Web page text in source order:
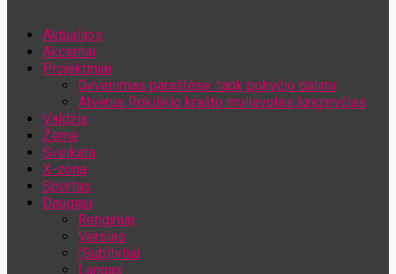
Aktualijos
Akcentai
Projektiniai
Gyvenimas paraštėse: tapk pokyčio dalimi
Atvėrus Rokiškio krašto muliavotas lunginyčias
Valdžia
Žemė
Sveikata
X-zona
Sportas
Daugiau
Renginiai
Verslas
(Sub)tyliai
Langas